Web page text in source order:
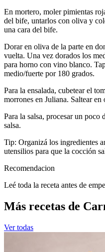
En mortero, moler pimientas
del bife, untarlos con oliva y
una cara del bife.
Dorar en oliva de la parte en
vuelta. Una vez dorados los
para horno con vino blanco.
medio/fuerte por 180 grados.
Para la ensalada, cubetear el
morrones en Juliana. Saltear
Para la salsa, procesar un poco
salsa.
Tip: Organizá los ingredientes
utensilios para que la cocción
Recomendacion
Leé toda la receta antes de
Más recetas de
Ver todas